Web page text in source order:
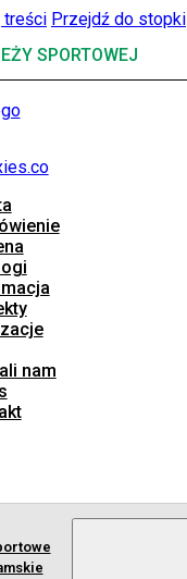
treści Przejdź do stopki
SPORTOWEJ
nam